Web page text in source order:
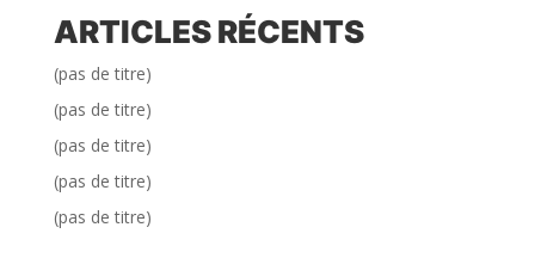
ARTICLES RÉCENTS
(pas de titre)
(pas de titre)
(pas de titre)
(pas de titre)
(pas de titre)